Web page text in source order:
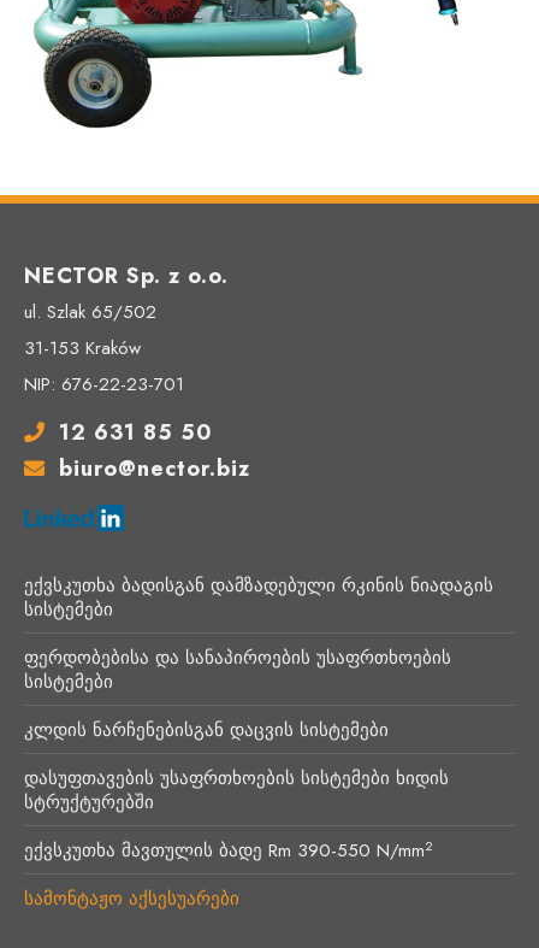
NECTOR Sp. z o.o.
ul. Szlak 65/502
31-153 Kraków
NIP: 676-22-23-701
12 631 85 50
biuro@nector.biz
ექვსკუთხა ბადისგან დამზადებული რკინის ნიადაგის
სისტემები
ფერდობებისა და სანაპიროების უსაფრთხოების
სისტემები
კლდის ნარჩენებისგან დაცვის სისტემები
დასუფთავების უსაფრთხოების სისტემები ხიდის
სტრუქტურებში
ექვსკუთხა მავთულის ბადე Rm 390-550 N/mm2
სამონტაჟო აქსესუარები